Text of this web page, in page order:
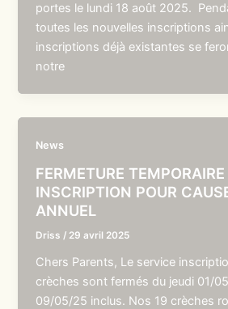
portes le lundi 18 août 2025.
toutes les nouvelles inscriptions
inscriptions déjà existantes se
notre
News
FERMETURE
INSCRIPTION POUR
ANNUEL
Driss / 29 avril 2025
Chers Parents, Le service
crèches sont fermés du jeudi 01/
09/05/25 inclus. Nos 19 crèches